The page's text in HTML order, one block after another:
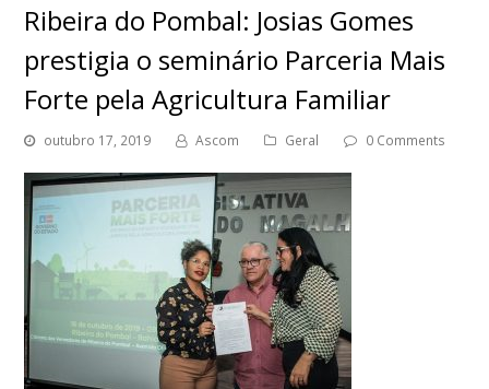
Ribeira do Pombal: Josias Gomes
prestigia o seminário Parceria Mais
Forte pela Agricultura Familiar
outubro 17, 2019 Ascom Geral 0 Comments